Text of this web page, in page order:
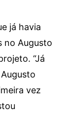
já havia
no Augusto
“Já
vez